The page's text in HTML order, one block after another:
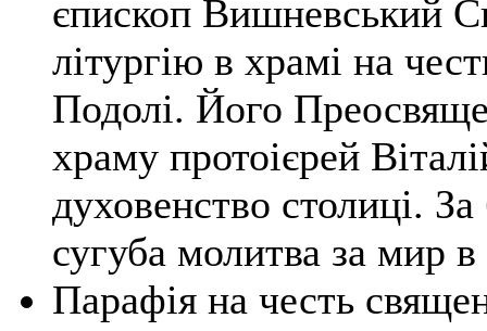
єпископ Вишневський
літургію в храмі на
Подолі. Його
храму протоієрей
духовенство столиці.
сугуба молитва за мир
Парафія на честь